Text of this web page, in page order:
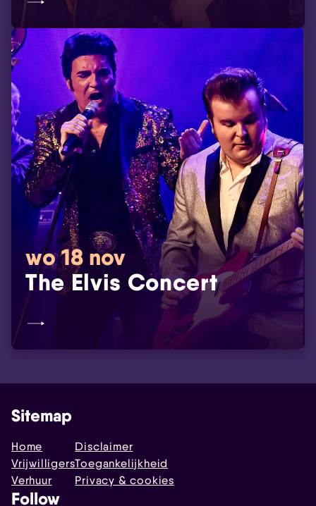
wo 18 nov
The Elvis Concert
Sitemap
Home
Vrijwilligers
Verhuur
Disclaimer
Toegankelijkheid
Privacy & cookies
Follow